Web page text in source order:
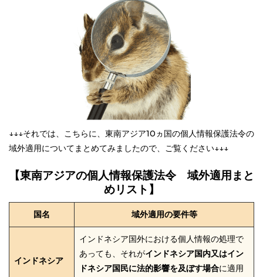
↓↓↓それでは、こちらに、東南アジア10ヵ国の個人情報保護法令の
域外適用についてまとめてみましたので、ご覧ください↓↓↓
【東南アジアの個人情報保護法令 域外適用まと
めリスト】
国名 域外適用の要件等
インドネシア
インドネシア国外における個人情報の処理で
あっても、それがインドネシア国内又はイン
ドネシア国民に法的影響を及ぼす場合に適用